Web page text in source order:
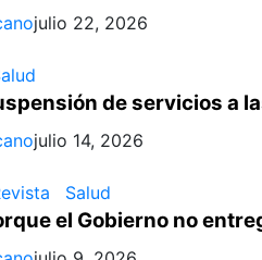
julio 22, 2026
de servicios a
julio 14, 2026
Salud
el Gobierno no